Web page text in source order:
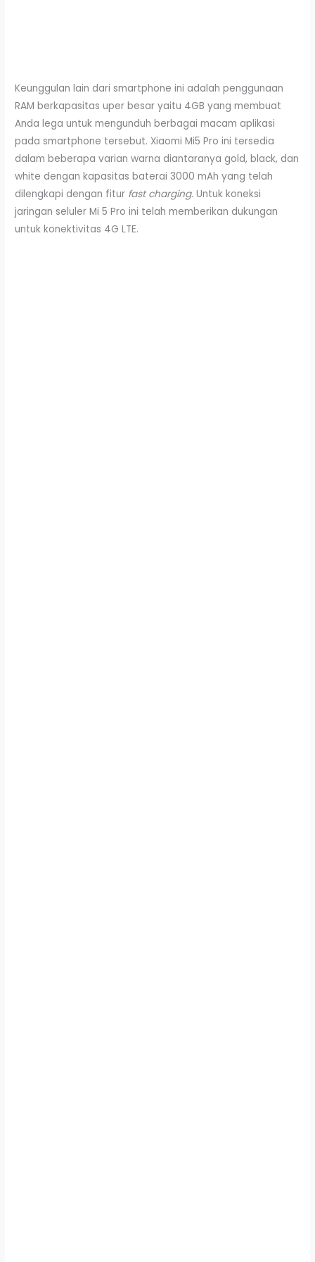
Keunggulan lain dari smartphone ini adalah penggunaan
RAM berkapasitas uper besar yaitu 4GB yang membuat
Anda lega untuk mengunduh berbagai macam aplikasi
pada smartphone tersebut. Xiaomi Mi5 Pro ini tersedia
dalam beberapa varian warna diantaranya gold, black, dan
white dengan kapasitas baterai 3000 mAh yang telah
dilengkapi dengan fitur fast charging. Untuk koneksi
jaringan seluler Mi 5 Pro ini telah memberikan dukungan
untuk konektivitas 4G LTE.